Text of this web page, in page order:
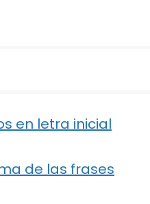
en letra inicial
de las frases